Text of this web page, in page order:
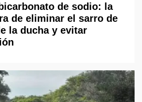
de sodio: la
de eliminar el sarro de
la ducha y evitar